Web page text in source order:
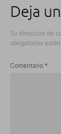
Deja
Tu dirección de
obligatorios
Comentario *